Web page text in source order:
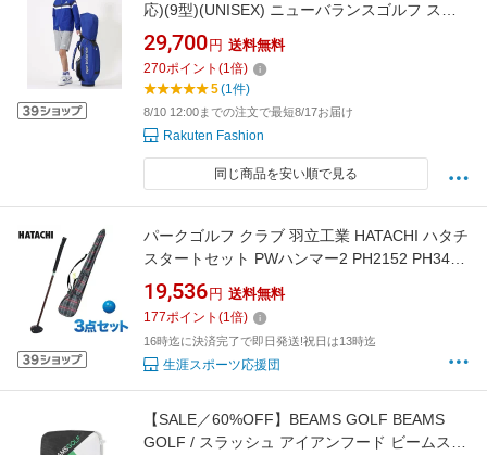
応)(9型)(UNISEX) ニューバランスゴルフ スポ
ーツ・アウトドア用品 ゴルフグッズ ブルー ネ
イビー カーキグリーン ブラック グレー ホワイ
ト ベージュ【送料無料】
29,700 円 送料無料
270ポイント (1倍)
5(1件)
8/10 12:00までの注文で最短8/17お届け
Rakuten Fashion
同じ商品を安い順で見る
パークゴルフ クラブ 羽立工業 HATACHI ハタチ
スタートセット PWハンマー2 PH2152 PH3400
パークゴルフ 用品
19,536 円 送料無料
177ポイント (1倍)
16時迄に決済完了で即日発送!祝日は13時迄
生涯スポーツ応援団
【SALE／60%OFF】BEAMS GOLF BEAMS
GOLF / スラッシュ アイアンフード ビームス